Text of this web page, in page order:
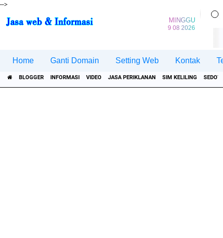
-->
MINGGU
9 08 2026
Home Ganti Domain Setting Web Kontak
BLOGGER INFORMASI VIDEO JASA PERIKLANAN SIM KELILING SEDOT